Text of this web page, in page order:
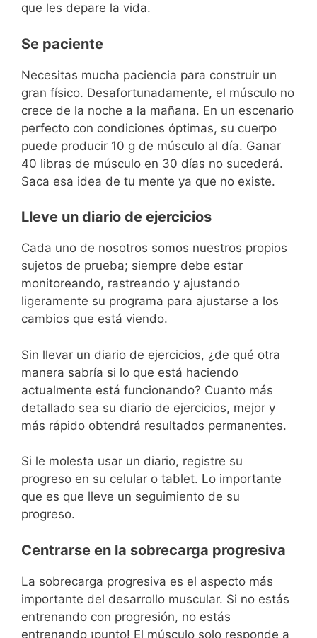
que les depare la vida.
Se paciente
Necesitas mucha paciencia para construir un
gran físico. Desafortunadamente, el músculo no
crece de la noche a la mañana. En un escenario
perfecto con condiciones óptimas, su cuerpo
puede producir 10 g de músculo al día. Ganar
40 libras de músculo en 30 días no sucederá.
Saca esa idea de tu mente ya que no existe.
Lleve un diario de ejercicios
Cada uno de nosotros somos nuestros propios
sujetos de prueba; siempre debe estar
monitoreando, rastreando y ajustando
ligeramente su programa para ajustarse a los
cambios que está viendo.
Sin llevar un diario de ejercicios, ¿de qué otra
manera sabría si lo que está haciendo
actualmente está funcionando? Cuanto más
detallado sea su diario de ejercicios, mejor y
más rápido obtendrá resultados permanentes.
Si le molesta usar un diario, registre su
progreso en su celular o tablet. Lo importante
que es que lleve un seguimiento de su
progreso.
Centrarse en la sobrecarga progresiva
La sobrecarga progresiva es el aspecto más
importante del desarrollo muscular. Si no estás
entrenando con progresión, no estás
entrenando ¡punto! El músculo solo responde a